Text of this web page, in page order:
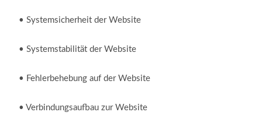
• Systemsicherheit der Website
• Systemstabilität der Website
• Fehlerbehebung auf der Website
• Verbindungsaufbau zur Website